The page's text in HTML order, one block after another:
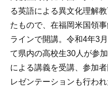
る英語による異文化理解
たもので、在福岡米国領
ラインで開講。令和4年3
て県内の高校生30人が参
による講義を受講、参加
レゼンテーションも行われ